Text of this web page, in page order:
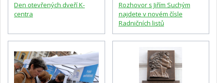
Den otevřených dveří K-
centra
Rozhovor s Jiřím Suchým
najdete v novém čísle
Radničních listů